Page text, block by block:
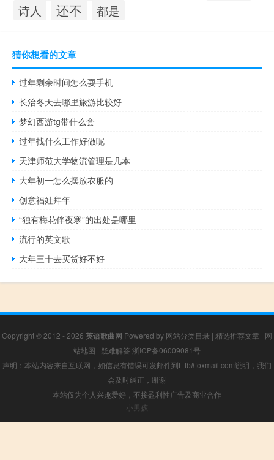
诗人 还不 都是
猜你想看的文章
过年剩余时间怎么耍手机
长治冬天去哪里旅游比较好
梦幻西游tg带什么套
过年找什么工作好做呢
天津师范大学物流管理是几本
大年初一怎么摆放衣服的
创意福娃拜年
“独有梅花伴夜寒”的出处是哪里
流行的英文歌
大年三十去买货好不好
Copyright © 2012 - 2026 英语歌曲网 Powered by 网站分类目录 | 精选推荐文章 | 网
站地图 | 疑难解答 浙ICP备06009081号
声明：本站内容来自互联网，如信息有错误可发邮件到f_fb#foxmail.com说明，我们
会及时纠正，谢谢
本站仅为个人兴趣爱好，不接盈利性广告及商业合作
小男孩